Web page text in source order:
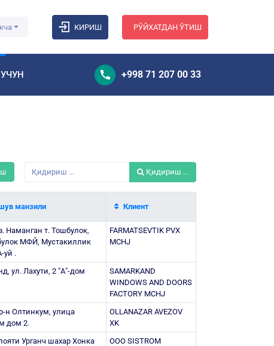
КИРИШ РЎЙХАТДАН ЎТИШ
+998 71 207 00 33
Қидириш ...
манзили Клиент
Наманган т. Тошбулок,
МФЙ, Мустакиллик
уй .
FARMATSEVTIK PVX
MCHJ
ул. Лахути, 2 "А"-дом
SAMARKAND
WINDOWS AND DOORS
FACTORY MCHJ
н Олтинкум, улица
дом 2.
OLLANAZAR AVEZOV
XK
Урганч шахар Хонка
ООО SISTROM